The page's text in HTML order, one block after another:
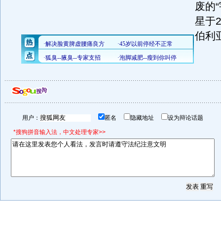
废的
星于
伯利
用户： 匿名 隐藏地址 设为辩论话题
*搜狗拼音输入法，中文处理专家>>